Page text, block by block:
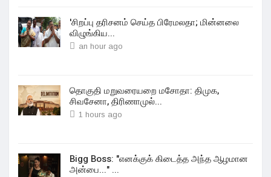
'சிறப்பு தரிசனம் செய்த பிரேமலதா; மின்னலை
விழுங்கிய...
an hour ago
தொகுதி மறுவரையறை மசோதா: திமுக,
சிவசேனா, திரிணாமுல்...
1 hours ago
Bigg Boss: "எனக்குக் கிடைத்த அந்த ஆழமான
அன்பை..." ...